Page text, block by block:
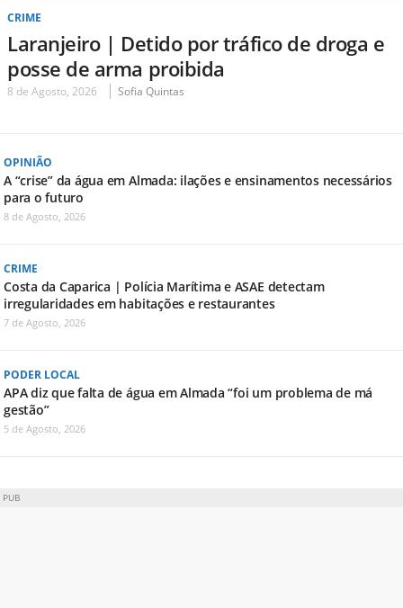
CRIME
Laranjeiro | Detido por tráfico de droga e
posse de arma proibida
8 de Agosto, 2026 Sofia Quintas
OPINIÃO
A “crise” da água em Almada: ilações e ensinamentos necessários
para o futuro
8 de Agosto, 2026
CRIME
Costa da Caparica | Polícia Marítima e ASAE detectam
irregularidades em habitações e restaurantes
7 de Agosto, 2026
PODER LOCAL
APA diz que falta de água em Almada “foi um problema de má
gestão”
5 de Agosto, 2026
PUB